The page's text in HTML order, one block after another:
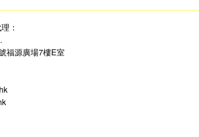
：
福源廣場7樓E室